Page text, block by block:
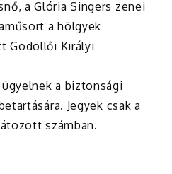
a Glória Singers zenei
a hölgyek
Gödöllői Királyi
a biztonsági
Jegyek csak a
számban.